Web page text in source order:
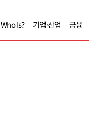
Who Is? 기업·산업 금융